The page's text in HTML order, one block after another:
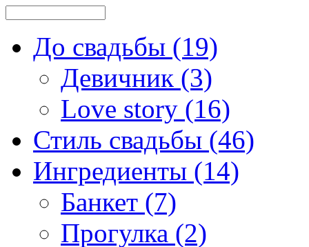
До свадьбы (19)
Девичник (3)
Love story (16)
Стиль свадьбы (46)
Ингредиенты (14)
Банкет (7)
Прогулка (2)